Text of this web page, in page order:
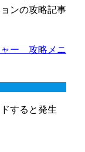
ンの攻略記事
ー　攻略メニ
すると発生